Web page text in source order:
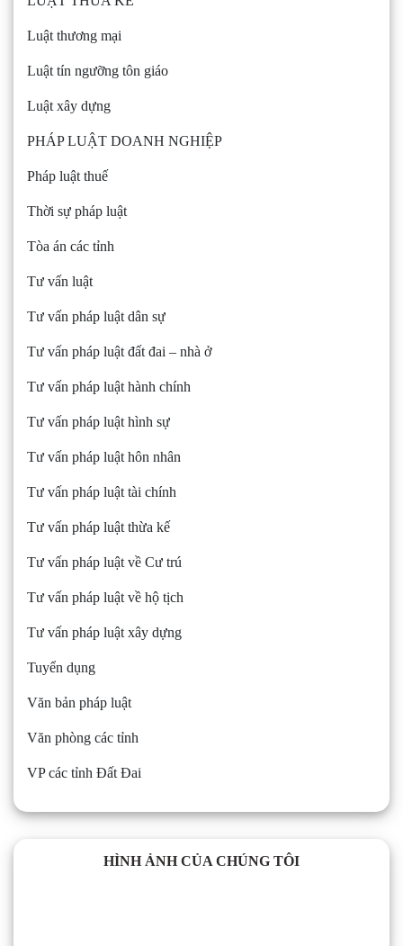
Luật thương mại
Luật tín ngưỡng tôn giáo
Luật xây dựng
PHÁP LUẬT DOANH NGHIỆP
Pháp luật thuế
Thời sự pháp luật
Tòa án các tỉnh
Tư vấn luật
Tư vấn pháp luật dân sự
Tư vấn pháp luật đất đai – nhà ở
Tư vấn pháp luật hành chính
Tư vấn pháp luật hình sự
Tư vấn pháp luật hôn nhân
Tư vấn pháp luật tài chính
Tư vấn pháp luật thừa kế
Tư vấn pháp luật về Cư trú
Tư vấn pháp luật về hộ tịch
Tư vấn pháp luật xây dựng
Tuyển dụng
Văn bản pháp luật
Văn phòng các tỉnh
VP các tỉnh Đất Đai
HÌNH ẢNH CỦA CHÚNG TÔI